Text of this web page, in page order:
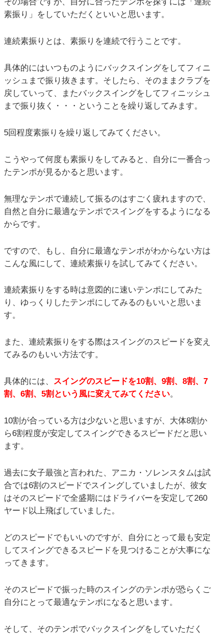
素振り」をしていただくといいと思います。
連続素振りとは、素振りを連続で行うことです。
具体的にはいつものようにバックスイングをしてフィニ
ッシュまで振り抜きます。そしたら、そのままクラブを
戻していって、またバックスイングをしてフィニッシュ
まで振り抜く・・・ということを繰り返してみます。
5回程度素振りを繰り返してみてください。
こうやって何度も素振りをしてみると、自分に一番合っ
たテンポが見るかると思います。
無理なテンポで連続して振るのはすごく疲れますので、
自然と自分に最適なテンポでスイングをするようになる
からです。
ですので、もし、自分に最適なテンポがわからない方は
こんな風にして、連続素振りを試してみてください。
連続素振りをする時は意図的に速いテンポにしてみた
り、ゆっくりしたテンポにしてみるのもいいと思いま
す。
また、連続素振りをする際はスイングのスピードを変え
てみるのもいい方法です。
具体的には、 スイングのスピードを10割、9割、8割、7
割、6割、5割という風に変えてみてください。
10割が合っている方は少ないと思いますが、大体8割か
ら6割程度が安定してスイングできるスピードだと思い
ます。
過去に女子最強と言われた、アニカ・ソレンスタムは試
合では6割のスピードでスイングしていましたが、彼女
はそのスピードで全盛期にはドライバーを安定して260
ヤード以上飛ばしていました。
どのスピードでもいいのですが、自分にとって最も安定
してスイングできるスピードを見つけることが大事にな
ってきます。
そのスピードで振った時のスイングのテンポが恐らくご
自分にとって最適なテンポになると思います。
そして、そのテンポでバックスイングをしていただく